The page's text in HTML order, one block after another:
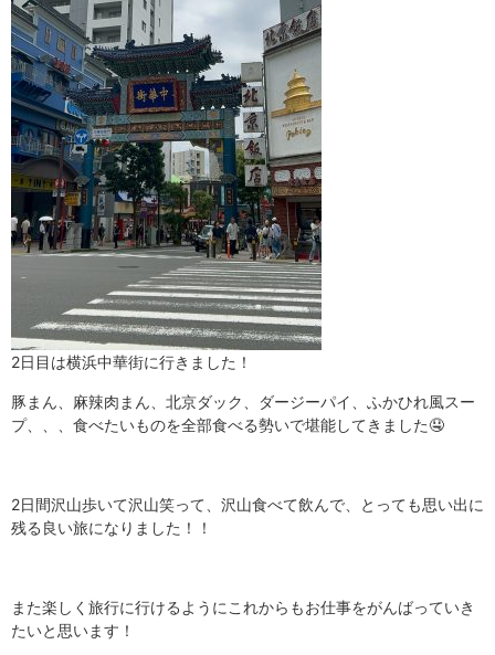
2日目は横浜中華街に行きました！
豚まん、麻辣肉まん、北京ダック、ダージーパイ、ふかひれ風スー
プ、、、食べたいものを全部食べる勢いで堪能してきました🤤
2日間沢山歩いて沢山笑って、沢山食べて飲んで、とっても思い出に
残る良い旅になりました！！
また楽しく旅行に行けるようにこれからもお仕事をがんばっていき
たいと思います！